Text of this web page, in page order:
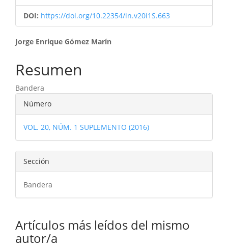
DOI: https://doi.org/10.22354/in.v20i1S.663
Contenido
principal
del
artículo
Jorge Enrique Gómez Marín
Resumen
Bandera
Detalles
del
artículo
Número
VOL. 20, NÚM. 1 SUPLEMENTO (2016)
Sección
Bandera
Artículos más leídos del mismo
autor/a